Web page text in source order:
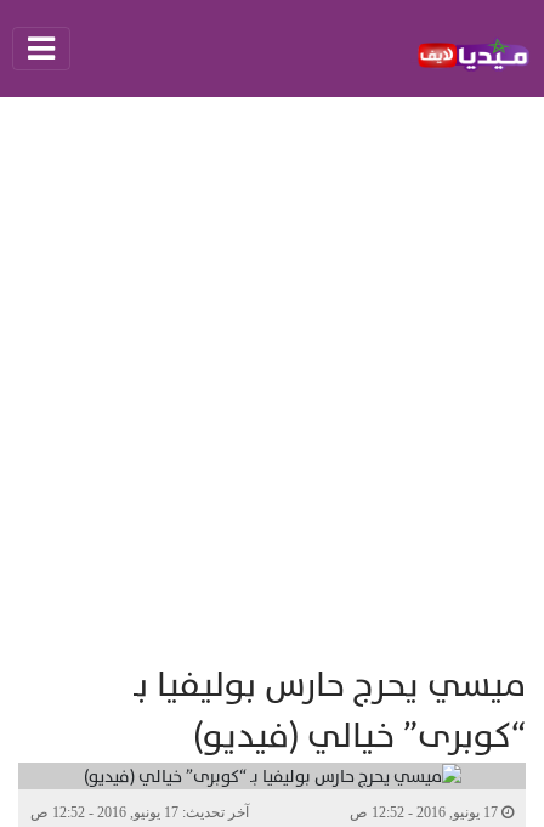
ميسي يحرج حارس بوليفيا بـ
“كوبرى” خيالي (فيديو)
آخر تحديث: 17 يونيو, 2016 - 12:52 ص